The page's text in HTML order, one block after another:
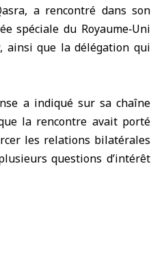
a rencontré dans son
spéciale du Royaume‑Uni
ainsi que la délégation qui
a indiqué sur sa chaîne
la rencontre avait porté
les relations bilatérales
questions d’intérêt